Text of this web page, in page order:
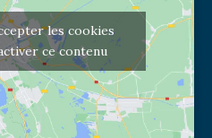
les cookies
ce contenu